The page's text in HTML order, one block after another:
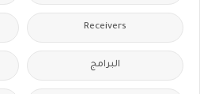
Receivers
البرامج